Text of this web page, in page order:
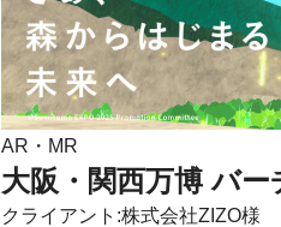
AR・MR
大阪・関西万博 バ
クライアント:株式会社ZIZO様